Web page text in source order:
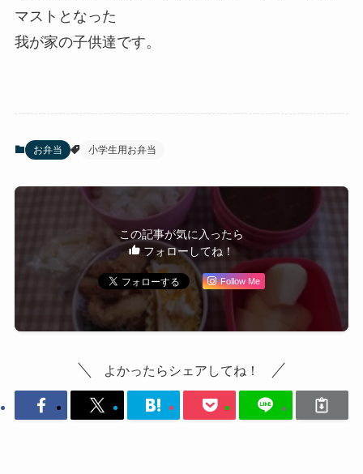
マストとなった
我が家の子供達です。
お弁当 小学生用お弁当
この記事が気に入ったら
フォローしてね！
Follow Me
よかったらシェアしてね！